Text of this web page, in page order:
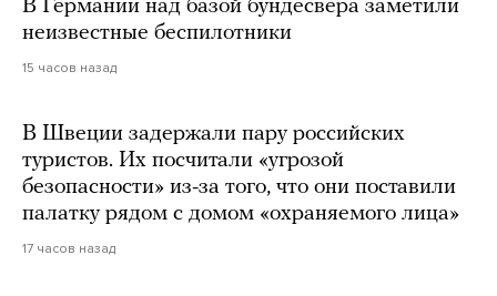
В Германии над базой бундесвера заметили
неизвестные беспилотники
15 часов назад
В Швеции задержали пару российских
туристов. Их посчитали «угрозой
безопасности» из-за того, что они поставили
палатку рядом с домом «охраняемого лица»
17 часов назад